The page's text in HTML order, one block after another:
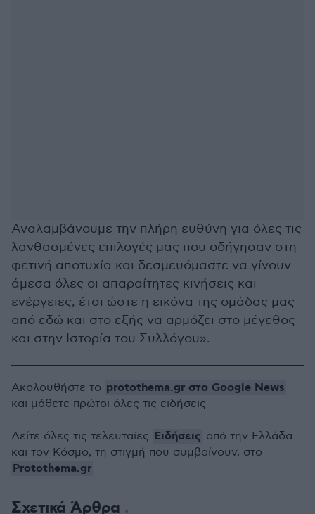
Αναλαμβάνουμε την πλήρη ευθύνη για όλες τις
λανθασμένες επιλογές μας που οδήγησαν στη
φετινή αποτυχία και δεσμευόμαστε να γίνουν
άμεσα όλες οι απαραίτητες κινήσεις και
ενέργειες, έτσι ώστε η εικόνα της ομάδας μας
από εδώ και στο εξής να αρμόζει στο μέγεθος
και στην Ιστορία του Συλλόγου».
Σχετικά Άρθρα
Ακολουθήστε το protothema.gr στο Google News
και μάθετε πρώτοι όλες τις ειδήσεις
Δείτε όλες τις τελευταίες Ειδήσεις από την Ελλάδα
και τον Κόσμο, τη στιγμή που συμβαίνουν, στο
Protothema.gr